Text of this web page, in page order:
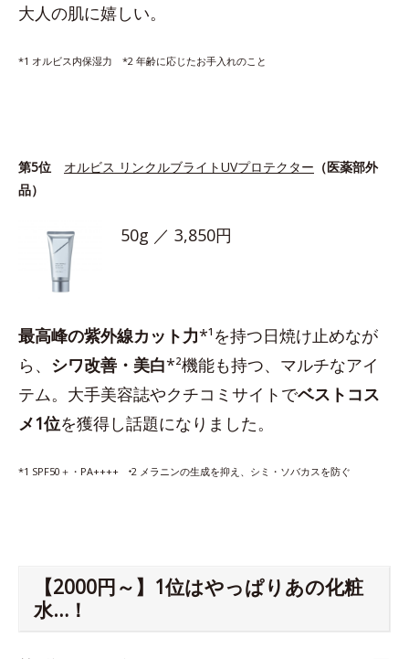
大人の肌に嬉しい。
*1 オルビス内保湿力 *2 年齢に応じたお手入れのこと
第5位 オルビス リンクルブライトUVプロテクター （医薬部外
品）
50g ／ 3,850円
最高峰の紫外線カット力*¹を持つ日焼け止めなが
ら、 シワ改善・美白*²機能も持つ、マルチなアイ
テム。大手美容誌やクチコミサイトでベストコス
メ1位を獲得し話題になりました。
*1 SPF50＋・PA++++ ⁺2 メラニンの生成を抑え、シミ・ソバカスを防ぐ
【2000円～】1位はやっぱりあの化粧
水…！